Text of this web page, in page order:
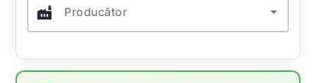
factory Producător